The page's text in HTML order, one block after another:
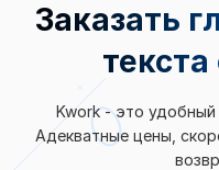
Заказать
текста
Kwork - это удобный
Адекватные цены,